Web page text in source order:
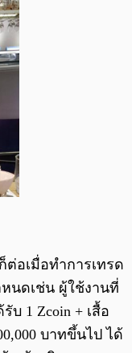
อเมื่อทำการเทรด
หนดเช่น ผู้ใช้งานที่
บ 1 Zcoin + เสื้อ
บาทขึ้นไป ได้